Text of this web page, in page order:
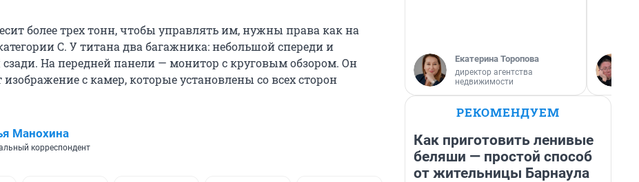
более трех тонн, чтобы управлять им, нужны права как на
С. У титана два багажника: небольшой спереди и
На передней панели — монитор с круговым обзором. Он
изображение с камер, которые установлены со всех сторон
Манохина
корреспондент
Екатерина Торопова
директор агентства
недвижимости
РЕКОМЕНДУЕМ
Как приготовить ленивые
беляши — простой способ
от жительницы Барнаула